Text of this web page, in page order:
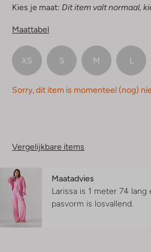
Kies je maat: Dit item valt normaal,
Maattabel
XS S M L
Sorry, dit item is momenteel (nog)
Vergelijkbare items
Maatadvies
Larissa is 1 meter 74 lang
pasvorm is losvallend